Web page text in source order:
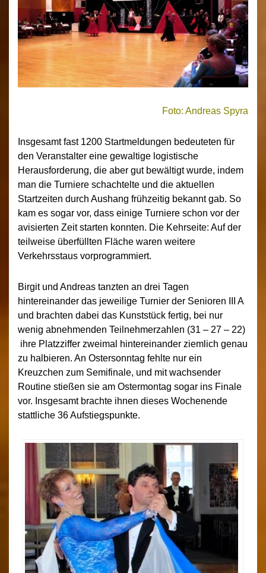
Foto: Andreas Spyra
Insgesamt fast 1200 Startmeldungen bedeuteten für
den Veranstalter eine gewaltige logistische
Herausforderung, die aber gut bewältigt wurde, indem
man die Turniere schachtelte und die aktuellen
Startzeiten durch Aushang frühzeitig bekannt gab. So
kam es sogar vor, dass einige Turniere schon vor der
avisierten Zeit starten konnten. Die Kehrseite: Auf der
teilweise überfüllten Fläche waren weitere
Verkehrsstaus vorprogrammiert.
Birgit und Andreas tanzten an drei Tagen
hintereinander das jeweilige Turnier der Senioren III A
und brachten dabei das Kunststück fertig, bei nur
wenig abnehmenden Teilnehmerzahlen (31 – 27 – 22)
ihre Platzziffer zweimal hintereinander ziemlich genau
zu halbieren. An Ostersonntag fehlte nur ein
Kreuzchen zum Semifinale, und mit wachsender
Routine stießen sie am Ostermontag sogar ins Finale
vor. Insgesamt brachte ihnen dieses Wochenende
stattliche 36 Aufstiegspunkte.